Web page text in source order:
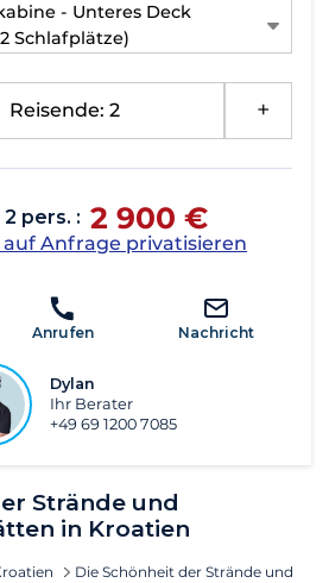
Strände und
in Kroatien
Die Schönheit der Strände und
- Unteres Deck
Schlafplätze)
Reisende: 2
pers. : 2 900 €
auf Anfrage privatisieren
Anrufen Nachricht
Dylan
Ihr Berater
+49 69 1200 7085